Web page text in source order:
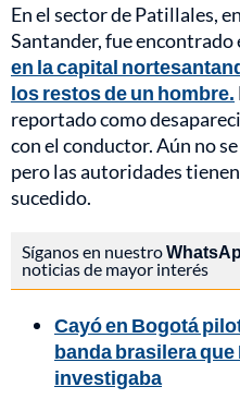
En el sector de Patillales,
Santander, fue encontrado
en la capital
los restos de un hombre.
reportado como
con el conductor. Aún no
pero las autoridades
sucedido.
Síganos en nuestro
noticias de mayor interés
Cayó en Bogotá
banda brasilera
investigaba